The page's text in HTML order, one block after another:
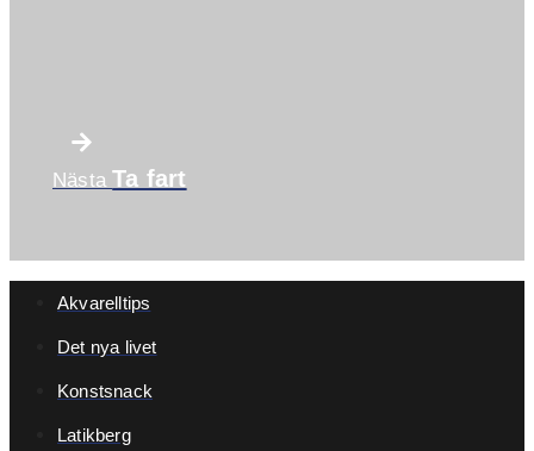
Nästa Ta fart
Akvarelltips
Det nya livet
Konstsnack
Latikberg